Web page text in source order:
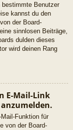
bestimmte Benutzer
kannst du den
der Board-
sinnlosen Beiträge,
dulden dieses
wird deinen Rang
E-Mail-Link
Funktion für
von der Board-